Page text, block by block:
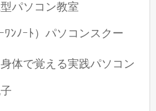
パソコン教室
ﾜﾝﾉｰﾄ）パソコンスクー
体で覚える実践パソコン